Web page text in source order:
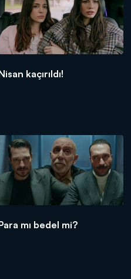
kaçırıldı!
mı bedel mi?